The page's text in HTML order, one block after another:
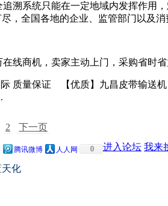
溯系统只能在一定地域内发挥作用
，全国各地的企业、监管部门以及
线商机，卖家主动上门，采购省时省
际 质量保证 【优质】九昌皮带输送
2 下一页
腾讯微博 人人网 0 进入论坛 我来
天化